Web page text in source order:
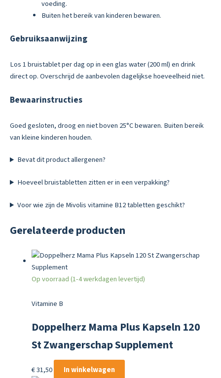
voeding.
Buiten het bereik van kinderen bewaren.
Gebruiksaanwijzing
Los 1 bruistablet per dag op in een glas water (200 ml) en drink
direct op. Overschrijd de aanbevolen dagelijkse hoeveelheid niet.
Bewaarinstructies
Goed gesloten, droog en niet boven 25°C bewaren. Buiten bereik
van kleine kinderen houden.
Bevat dit product allergenen?
Hoeveel bruistabletten zitten er in een verpakking?
Voor wie zijn de Mivolis vitamine B12 tabletten geschikt?
Gerelateerde producten
Op voorraad (1-4 werkdagen levertijd)
Vitamine B
Doppelherz Mama Plus Kapseln 120
St Zwangerschap Supplement
€31,50 In winkelwagen